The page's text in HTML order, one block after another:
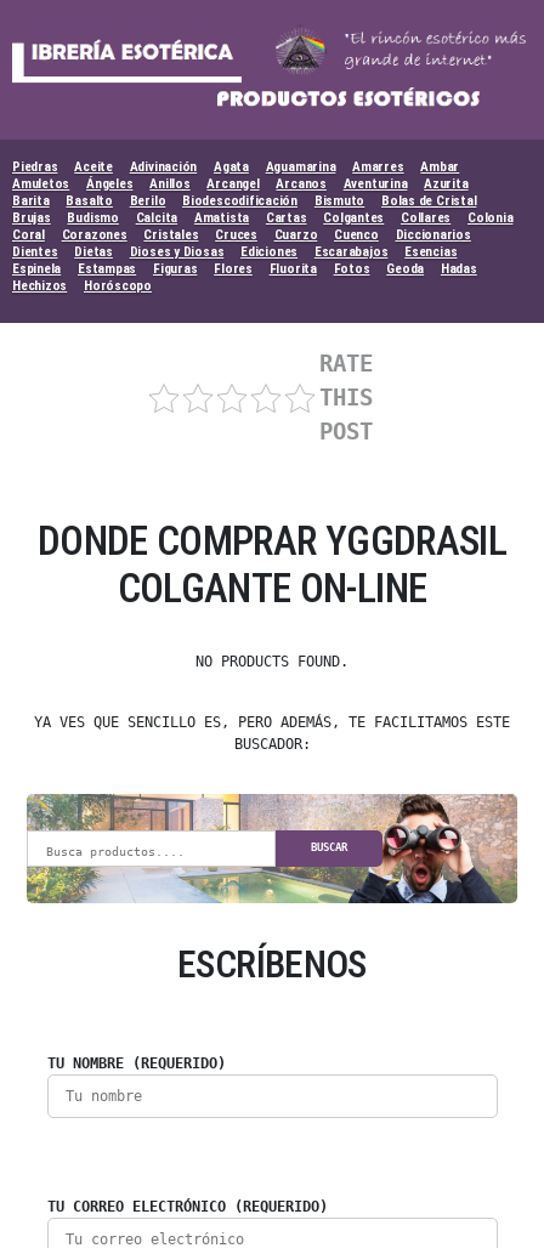
Piedras Aceite Adivinación Agata Aguamarina Amarres
Ambar
Amuletos
Ángeles Anillos Arcangel Arcanos Aventurina
Azurita
Barita
Basalto Berilo Biodescodificación Bismuto
Bolas de Cristal
Brujas
Budismo Calcita Amatista Cartas Colgantes Collares
Colonia
Coral
Corazones Cristales Cruces Cuarzo Cuenco
Diccionarios
Dientes
Dietas Dioses y Diosas Ediciones Escarabajos
Esencias
Espinela
Estampas Figuras Flores Fluorita Fotos Geoda
Hadas
Hechizos
Horóscopo
RATE
THIS
POST
DONDE COMPRAR YGGDRASIL
COLGANTE ON-LINE
NO PRODUCTS FOUND.
YA VES QUE SENCILLO ES, PERO ADEMÁS, TE FACILITAMOS ESTE
BUSCADOR:
BUSCAR
ESCRÍBENOS
TU NOMBRE (REQUERIDO)
TU CORREO ELECTRÓNICO (REQUERIDO)